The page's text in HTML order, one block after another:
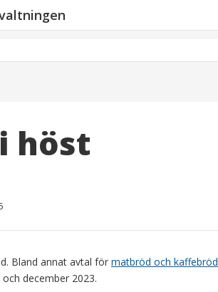
höst
Bland annat avtal för matbröd och kaffebröd
december 2023.